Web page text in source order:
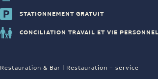
STATIONNEMENT GRATUIT
CONCILIATION TRAVAIL ET VIE
Restauration & Bar | Restauration – service